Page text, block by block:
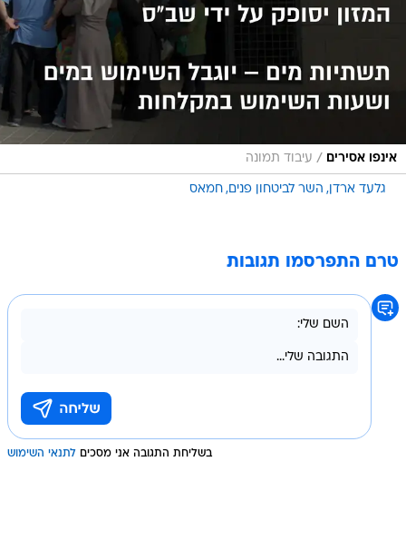
אינפו אסירים / עיבוד תמונה
גלעד ארדן השר לביטחון פנים חמאס
טרם התפרסמו תגובות
בשליחת התגובה אני מסכים לתנאי השימוש